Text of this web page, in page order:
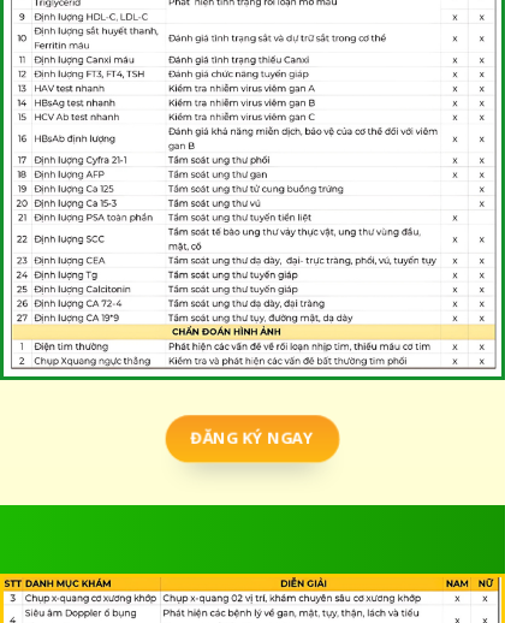
ĐĂNG KÝ NGAY